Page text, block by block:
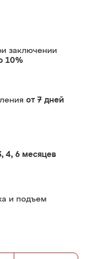
заключении
10%
от 7 дней
4, 6 месяцев
и подъем